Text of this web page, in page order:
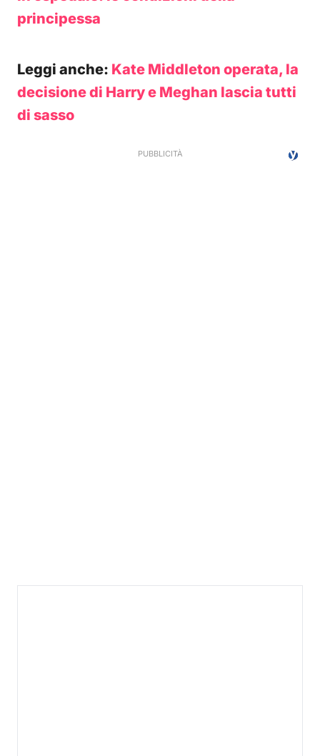
principessa
Leggi anche: Kate Middleton operata, la
decisione di Harry e Meghan lascia tutti
di sasso